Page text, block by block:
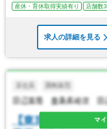
産休・育休取得実績有り
店舗数
求人の詳細を見る